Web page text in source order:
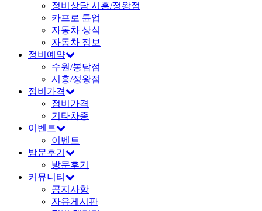
정비상담 시흥/정왕점
카프로 튠업
자동차 상식
자동차 정보
정비예약
수원/봉담점
시흥/정왕점
정비가격
정비가격
기타차종
이벤트
이벤트
방문후기
방문후기
커뮤니티
공지사항
자유게시판